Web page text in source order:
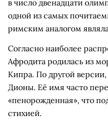
в число двенадцати
одной из самых
римским аналогом
Согласно наиболее
Афродита родилась из
Кипра. По другой
Дионы. Её имя часто
«пенорожденная», что
стихией.